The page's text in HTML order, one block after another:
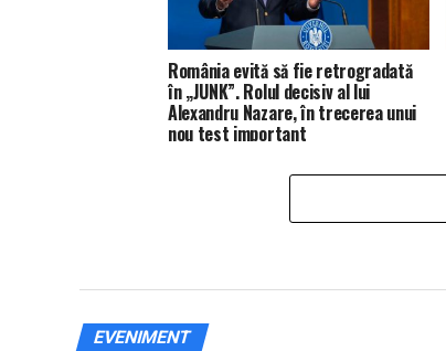
România evită să fie retrogradată
în „JUNK”. Rolul decisiv al lui
Alexandru Nazare, în trecerea unui
nou test important
EVENIMENT